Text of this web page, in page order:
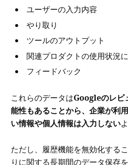
ユーザーの入力内容
やり取り
ツールのアウトプット
関連プロダクトの使用状況
フィードバック
これらのデータはGoogleのレビ
能性もあることから、企業が利
い情報や個人情報は入力しない
ただし、履歴機能を無効化する
りに関する長期間のデータ保存